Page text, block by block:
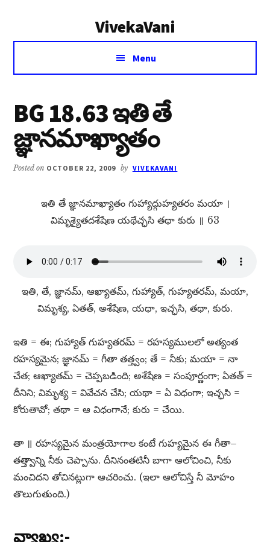
VivekaVani
Voice
Vivekananda
Menu
BG 18.63 ఇతి తే
జ్ఞానమాఖ్యాతం
Posted on OCTOBER 22, 2009 by VIVEKAVANI
ఇతి తే జ్ఞానమాఖ్యాతం గుహ్యాద్గుహ్యతరం మయా ।
విమృశ్యైతదశేషేణ యథేచ్ఛసి తథా కురు ॥ 63
ఇతి, తే, జ్ఞానమ్​, ఆఖ్యాతమ్​, గుహ్యాత్​, గుహ్యతరమ్​, మయా,
విమృశ్య, ఏతత్​, అశేషేణ, యథా, ఇచ్ఛసి, తథా, కురు.
ఇతి = ఈ; గుహ్యాత్​ గుహ్యతరమ్​ = రహస్యములలో అత్యంత
రహస్యమైన; జ్ఞానమ్​ = గీతా తత్త్వం; తే = నీకు; మయా = నా
చేత; ఆఖ్యాతమ్​ = చెప్పబడింది; అశేషేణ = సంపూర్ణంగా; ఏతత్​ =
దీనిని; విమృశ్య = వివేచన చేసి; యథా = ఏ విధంగా; ఇచ్ఛసి =
కోరుతావో; తథా = ఆ విధంగానే; కురు = చేయి.
తా ॥ రహస్యమైన మంత్రయోగాల కంటే గుహ్యమైన ఈ గీతా–
తత్త్వాన్ని నీకు చెప్పాను. దీనినంతటినీ బాగా ఆలోచించి, నీకు
మంచిదని తోచినట్లుగా ఆచరించు. (ఇలా ఆలోచిస్తే నీ మోహం
తొలుగుతుంది.)
వ్యాఖ్య:-